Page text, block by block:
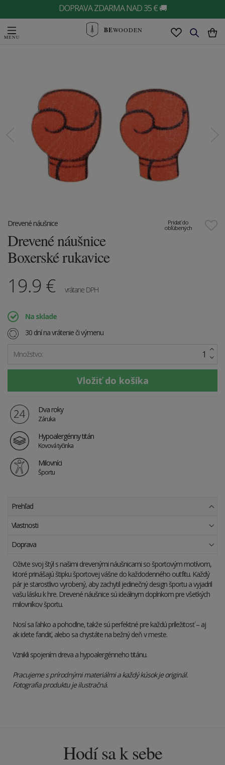
DOPRAVA ZDARMA NAD 35 € 🚚
BEWOODEN
Pridať do
obľúbených
Drevené náušnice
Drevené náušnice
Boxerské rukavice
19.9 € vrátane DPH
Na sklade
30 dní na vrátenie či výmenu
Množstvo:
Dva roky
Záruka
Hypoalergénny titán
Kovová tyčinka
Milovníci
Športu
Prehľad
Vlastnosti
Doprava
Oživte svoj štýl s našimi drevenými náušnicami so športovým motívom,
ktoré prinášajú štipku športovej vášne do každodenného outfitu. Každý
pár je starostlivo vyrobený, aby zachytil jedinečný design športu a vyjadril
vašu lásku k hre. Drevené náušnice sú ideálnym doplnkom pre všetkých
milovníkov športu.
Nosí sa ľahko a pohodlne, takže sú perfektné pre každú príležitosť – aj
ak idete fandiť, alebo sa chystáte na bežný deň v meste.
Vznikli spojením dreva a hypoalergénneho titánu.
Pracujeme s prírodnými materiálmi a každý kúsok je originál.
Fotografia produktu je ilustračná.
Hodí sa k sebe